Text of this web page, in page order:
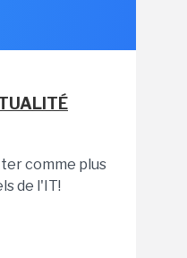
comme plus
de l'IT!